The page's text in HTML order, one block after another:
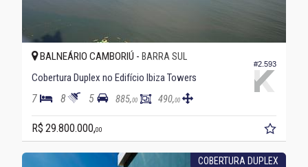
#2.593
BALNEÁRIO CAMBORIÚ - BARRA SUL
Cobertura Duplex no Edifício Ibiza Towers
7 8 5 885,00 490,00
R$ 29.800.000,00
COBERTURA DUPLEX